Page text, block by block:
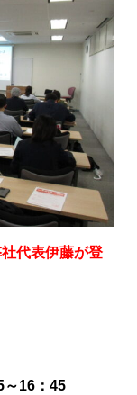
代表伊藤が登
16：45